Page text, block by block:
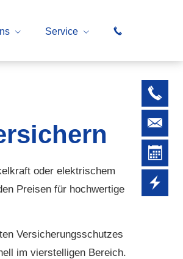
Service
oder elektrischem
Preisen für hochwertige
Versicherungsschutzes
im vierstelligen Bereich.